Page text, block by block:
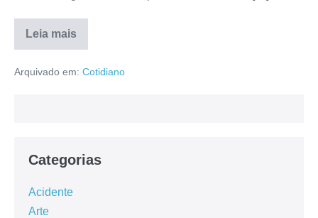
Leia mais
Arquivado em: Cotidiano
Categorias
Acidente
Arte